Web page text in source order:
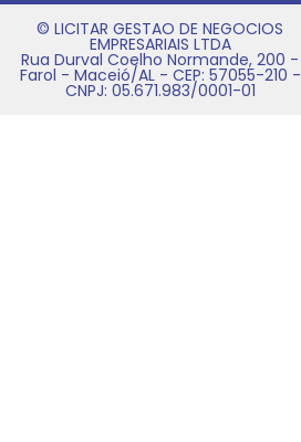
© LICITAR GESTAO DE NEGOCIOS
EMPRESARIAIS LTDA
Rua Durval Coelho Normande, 200 -
Farol - Maceió/AL - CEP: 57055-210 -
CNPJ: 05.671.983/0001-01